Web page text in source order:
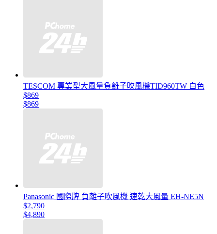
TESCOM 專業型大風量負離子吹風機TID960TW 白色
$869
$869
Panasonic 國際牌 負離子吹風機 速乾大風量 EH-NE5N
$2,790
$4,890